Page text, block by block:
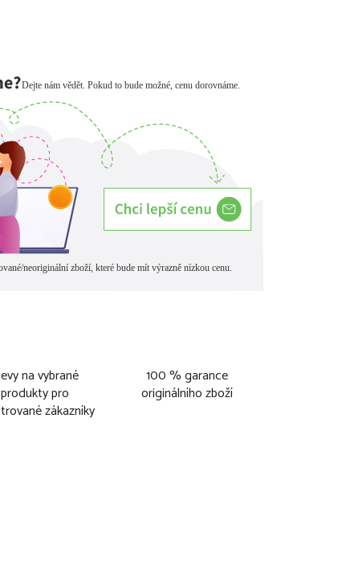
na vybrané
produkty pro
zákazníky
100 % garance
originálního zboží